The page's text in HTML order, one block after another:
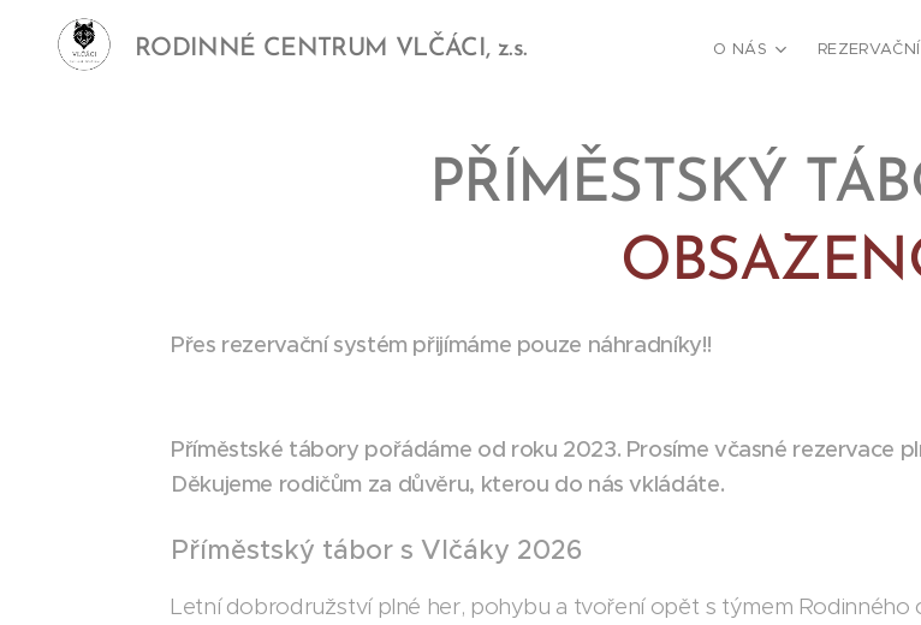
RODINNÉ CENTRUM VLČÁCI, z.s. O NÁS
PŘÍMĚSTSKÝ
Přes rezervační systém přijímáme pouze náhradníky!!
Příměstské tábory pořádáme od roku 2023. Prosíme včasné rezervace
Děkujeme rodičům za důvěru, kterou do nás vkládáte.
Příměstský tábor s Vlčáky 2026
Letní dobrodružství plné her, pohybu a tvoření opět s týmem Rodinného